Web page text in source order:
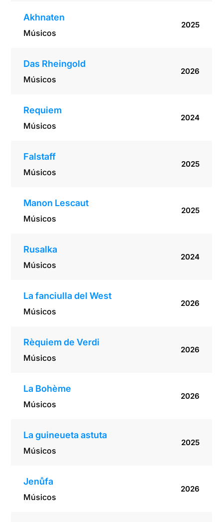
Akhnaten
Músicos
2025
Das Rheingold
Músicos
2026
Requiem
Músicos
2024
Falstaff
Músicos
2025
Manon Lescaut
Músicos
2025
Rusalka
Músicos
2024
La fanciulla del West
Músicos
2026
Rèquiem de Verdi
Músicos
2026
La Bohème
Músicos
2026
La guineueta astuta
Músicos
2025
Jenůfa
Músicos
2026